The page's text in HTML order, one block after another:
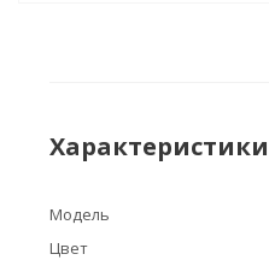
Характеристики
Модель
Цвет